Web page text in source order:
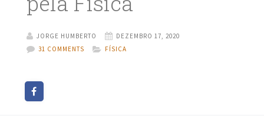
JORGE HUMBERTO
DEZEMBRO 17, 2020
31 COMMENTS
FÍSICA